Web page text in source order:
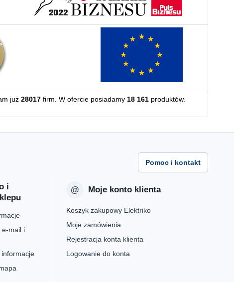
już 28017 firm. W ofercie posiadamy 18 161 produktów.
Pomoc i kontakt
i
e-mail i
Moje konto klienta
Koszyk zakupowy Elektriko
Moje zamówienia
Rejestracja konta klienta
Logowanie do konta